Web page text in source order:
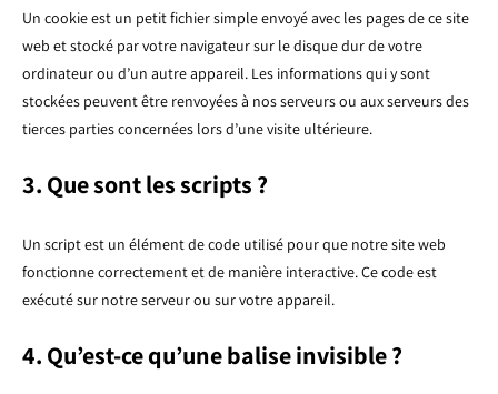
Un cookie est un petit fichier simple envoyé avec les pages de ce site
web et stocké par votre navigateur sur le disque dur de votre
ordinateur ou d’un autre appareil. Les informations qui y sont
stockées peuvent être renvoyées à nos serveurs ou aux serveurs des
tierces parties concernées lors d’une visite ultérieure.
3. Que sont les scripts ?
Un script est un élément de code utilisé pour que notre site web
fonctionne correctement et de manière interactive. Ce code est
exécuté sur notre serveur ou sur votre appareil.
4. Qu’est-ce qu’une balise invisible ?